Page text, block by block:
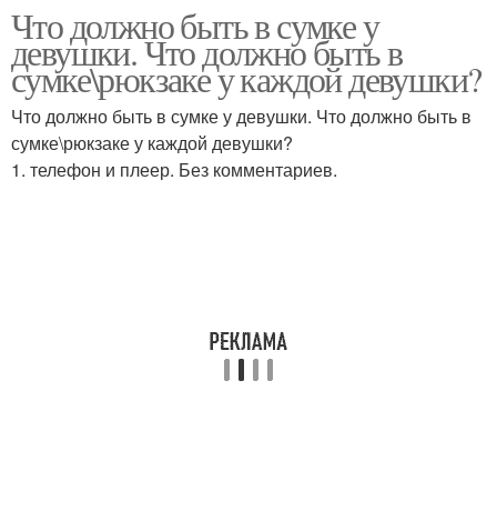
Что должно быть в сумке у
девушки. Что должно быть в
сумке\рюкзаке у каждой девушки?
Что должно быть в сумке у девушки. Что должно быть в
сумке\рюкзаке у каждой девушки?
1. телефон и плеер. Без комментариев.